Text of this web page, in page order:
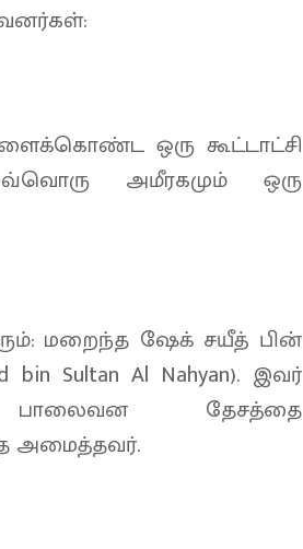
ஒரு கூட்டாட்சி
ஒவ்வொரு அமீரகமும் ஒரு
மறைந்த ஷேக் சயீத் பின்
Sultan Al Nahyan). இவர்
பாலைவன தேசத்தை
அமைத்தவர்.